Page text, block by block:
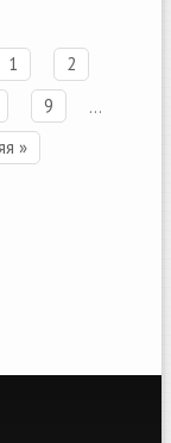
1
2
9
…
»